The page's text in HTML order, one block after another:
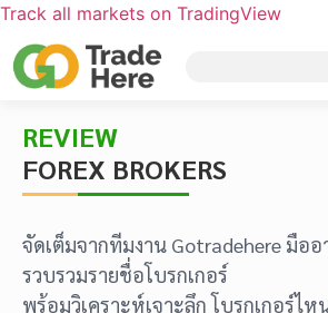
Track all markets on TradingView
REVIEW
FOREX BROKERS
จัดเต็มจากทีมงาน Gotradehere มือ
รวบรวมรายชื่อโบรกเกอร์
พร้อมวิเคราะห์เจาะลึก โบรกเกอร์ไ